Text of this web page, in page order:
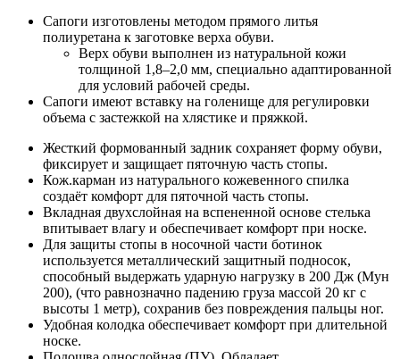
Сапоги изготовлены методом прямого литья
полиуретана к заготовке верха обуви.
Верх обуви выполнен из натуральной кожи
толщиной 1,8–2,0 мм, специально адаптированной
для условий рабочей среды.
Сапоги имеют вставку на голенище для регулировки
объема с застежкой на хлястике и пряжкой.
Жесткий формованный задник сохраняет форму обуви,
фиксирует и защищает пяточную часть стопы.
Кож.карман из натурального кожевенного спилка
создаёт комфорт для пяточной часть стопы.
Вкладная двухслойная на вспененной основе стелька
впитывает влагу и обеспечивает комфорт при носке.
Для защиты стопы в носочной части ботинок
используется металлический защитный подносок,
способный выдержать ударную нагрузку в 200 Дж (Мун
200), (что равнозначно падению груза массой 20 кг с
высоты 1 метр), сохранив без повреждения пальцы ног.
Удобная колодка обеспечивает комфорт при длительной
носке.